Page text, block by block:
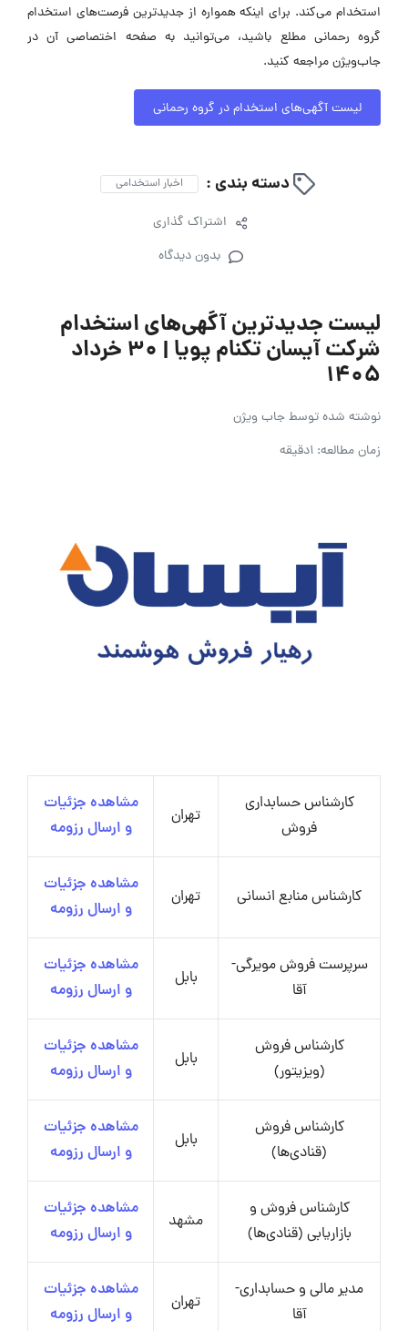
استخدام می‌کند. برای اینکه همواره از جدیدترین فرصت‌های استخدام
گروه رحمانی مطلع باشید، می‌توانید به صفحه اختصاصی آن در
جاب‌ویژن مراجعه کنید.
لیست آگهی‌های استخدام در گروه رحمانی
دسته بندی : اخبار استخدامی
اشتراک گذاری
بدون دیدگاه
لیست جدیدترین آگهی‌های استخدام
شرکت آیسان تکنام پویا | ۳۰ خرداد
۱۴۰۵
نوشته شده توسطجاب ویژن
زمان مطالعه: 1دقیقه
کارشناس حسابداری
فروش
تهران
مشاهده جزئیات
و ارسال رزومه
کارشناس منابع انسانی تهران
مشاهده جزئیات
و ارسال رزومه
سرپرست فروش مویرگی-
آقا
بابل
مشاهده جزئیات
و ارسال رزومه
کارشناس فروش
(ویزیتور)
بابل
مشاهده جزئیات
و ارسال رزومه
کارشناس فروش
(قنادی‌ها)
بابل
مشاهده جزئیات
و ارسال رزومه
کارشناس فروش و
بازاریابی (قنادی‌ها)
مشهد
مشاهده جزئیات
و ارسال رزومه
مدیر مالی و حسابداری-
آقا
تهران
مشاهده جزئیات
و ارسال رزومه